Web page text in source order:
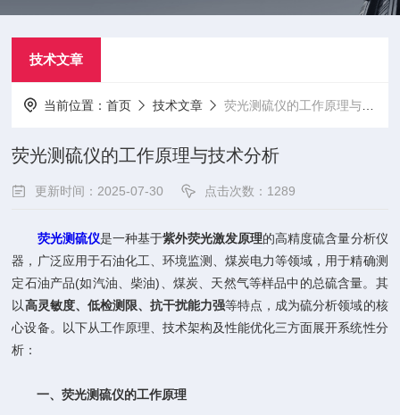
技术文章
当前位置：首页 技术文章 荧光测硫仪的工作原理与技术分析
荧光测硫仪的工作原理与技术分析
更新时间：2025-07-30 点击次数：1289
荧光测硫仪是一种基于​​紫外荧光激发原理​​的高精度硫含量分析仪
器，广泛应用于石油化工、环境监测、煤炭电力等领域，用于精确测
定石油产品(如汽油、柴油)、煤炭、天然气等样品中的总硫含量。其
以​​高灵敏度、低检测限、抗干扰能力强​​等特点，成为硫分析领域的核
心设备。以下从工作原理、技术架构及性能优化三方面展开系统性分
析：
​​一、荧光测硫仪的工作原理​